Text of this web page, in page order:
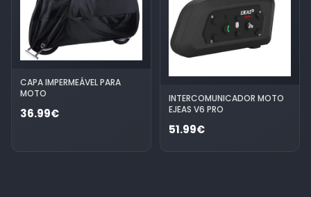
CAPA IMPERMEÁVEL PARA
MOTO
36.99€
INTERCOMUNICADOR MOTO
EJEAS V6 PRO
51.99€